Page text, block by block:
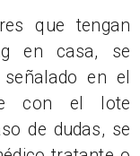
que tengan
en casa, se
en el
con el lote
de dudas, se